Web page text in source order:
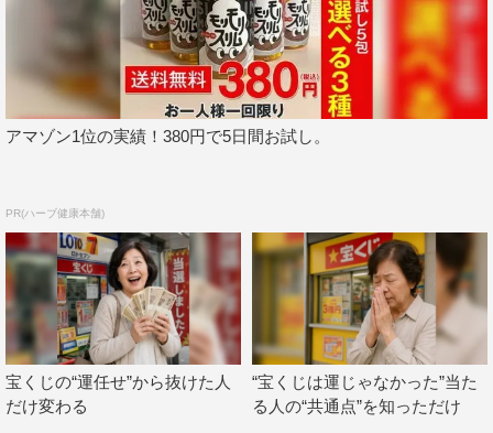
特別定価：730円（税込み/9月9日（火）発売号）
公式サイト「Smart FLASH」：https://smart-flash.jp/
会員制サイト「FLASH Prime」：https://flash-prime.jp/
アマゾン1位の実績！380円で5日間お試し。
PR(ハーブ健康本舗)
宝くじの“運任せ”から抜けた人
だけ変わる
“宝くじは運じゃなかった”当た
る人の“共通点”を知っただけ